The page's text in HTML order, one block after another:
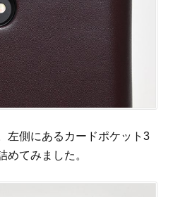
左側にあるカードポケット3
めてみました。